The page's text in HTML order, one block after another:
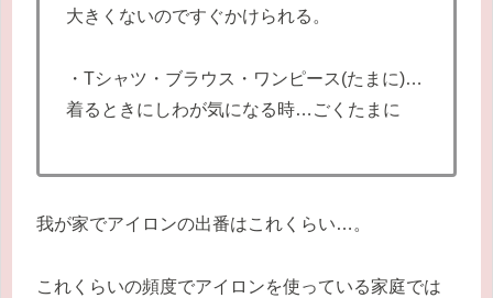
大きくないのですぐかけられる。
・Tシャツ・ブラウス・ワンピース(たまに)…
着るときにしわが気になる時…ごくたまに
我が家でアイロンの出番はこれくらい…。
これくらいの頻度でアイロンを使っている家庭では